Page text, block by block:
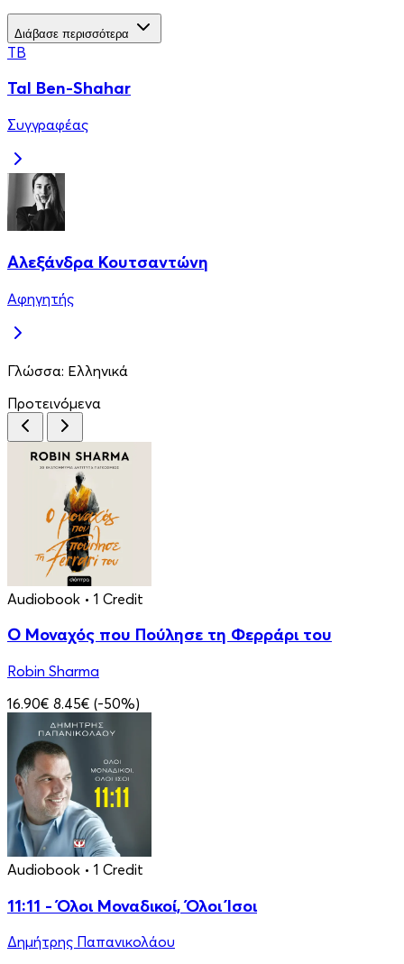
Διάβασε περισσότερα
TB
Tal Ben-Shahar
Συγγραφέας
Αλεξάνδρα Κουτσαντώνη
Αφηγητής
Γλώσσα: Ελληνικά
Προτεινόμενα
Audiobook • 1 Credit
Ο Μοναχός που Πούλησε τη Φερράρι του
Robin Sharma
16.90€ 8.45€ (-50%)
Audiobook • 1 Credit
11:11 - Όλοι Μοναδικοί, Όλοι Ίσοι
Δημήτρης Παπανικολάου